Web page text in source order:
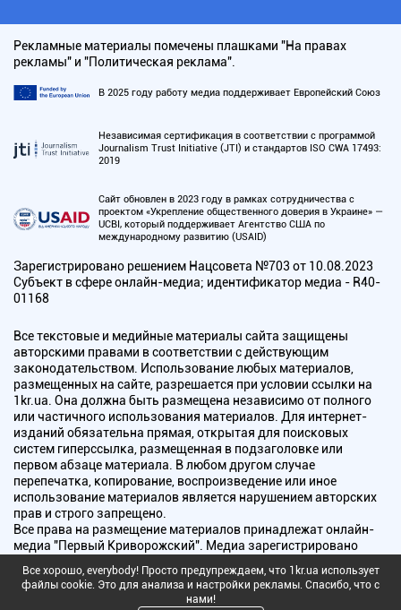
Рекламные материалы помечены плашками "На правах
рекламы" и "Политическая реклама".
В 2025 году работу медиа поддерживает Европейский Союз
Независимая сертификация в соответствии с программой
Journalism Trust Initiative (JTI) и стандартов ISO CWA 17493:
2019
Сайт обновлен в 2023 году в рамках сотрудничества с
проектом «Укрепление общественного доверия в Украине» —
UCBI, который поддерживает Агентство США по
международному развитию (USAID)
Зарегистрировано решением Нацсовета №703 от 10.08.2023
Субъект в сфере онлайн-медиа; идентификатор медиа - R40-
01168
Все текстовые и медийные материалы сайта защищены
авторскими правами в соответствии с действующим
законодательством. Использование любых материалов,
размещенных на сайте, разрешается при условии ссылки на
1kr.ua. Она должна быть размещена независимо от полного
или частичного использования материалов. Для интернет-
изданий обязательна прямая, открытая для поисковых
систем гиперссылка, размещенная в подзаголовке или
первом абзаце материала. В любом другом случае
перепечатка, копирование, воспроизведение или иное
использование материалов является нарушением авторских
прав и строго запрещено.
Все права на размещение материалов принадлежат онлайн-
медиа "Первый Криворожский". Медиа зарегистрировано
радиовещания.
Все хорошо, everybody! Просто предупреждаем, что 1kr.ua использует
файлы cookie. Это для анализа и настройки рекламы. Спасибо, что с
нами!